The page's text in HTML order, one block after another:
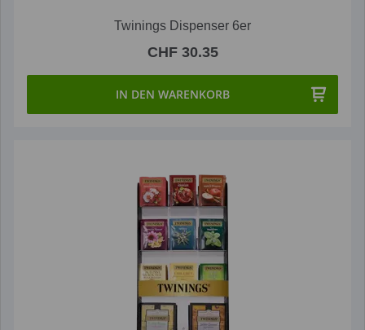
Twinings Dispenser 6er
CHF 30.35
IN DEN WARENKORB